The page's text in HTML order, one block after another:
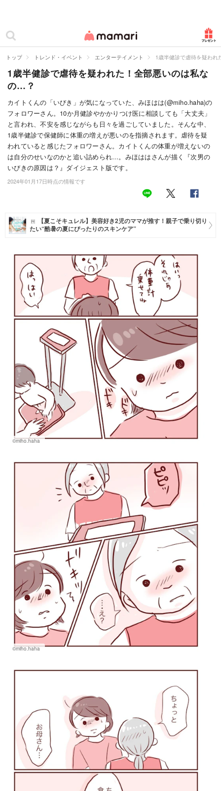
ママリ
カテゴリー一覧
妊娠
赤ちゃん・育児
子育て・家族
病院
住まい
トレンド・イベント
トップ トレンド・イベント エンターテイメント 1歳半健診で虐待を疑わ
1歳半健診で虐待を疑われた！全部悪いのは私な
の…？
カイトくんの「いびき」が気になっていた、みほはは(@miho.haha)の
フォロワーさん。10か月健診やかかりつけ医に相談しても「大丈夫」
と言われ、不安を感じながらも日々を過ごしていました。そんな中、
1歳半健診で保健師に体重の増えが悪いのを指摘されます。虐待を疑
われていると感じたフォロワーさん。カイトくんの体重が増えないの
は自分のせいなのかと追い詰められ…。みほははさんが描く『次男の
いびきの原因は？』ダイジェスト版です。
2024年01月17日時点の情報です
【夏こそキュレル】美容好き2児のママが推す！親子で乗り切り
たい“酷暑の夏にぴったりのスキンケア”
©miho.haha
©miho.haha